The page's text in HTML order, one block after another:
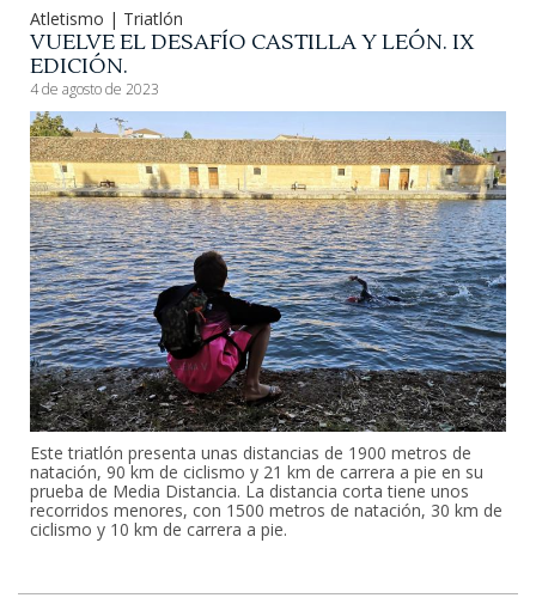
Atletismo | Triatlón
VUELVE EL DESAFÍO CASTILLA Y LEÓN. IX
EDICIÓN.
4 de agosto de 2023
Este triatlón presenta unas distancias de 1900 metros de
natación, 90 km de ciclismo y 21 km de carrera a pie en su
prueba de Media Distancia. La distancia corta tiene unos
recorridos menores, con 1500 metros de natación, 30 km de
ciclismo y 10 km de carrera a pie.